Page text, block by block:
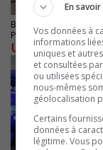
BROSSARD
Publié le 4 juin 2023 à
Un été
En savoir
Vos données à
informations
uniques et
et consultées
ou utilisées
nous-mêmes
géolocalisation
Certains
données à
légitime. Vous